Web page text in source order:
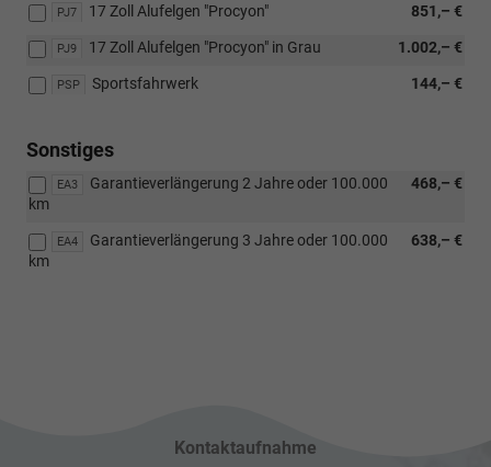
PJ7 851,– €
17 Zoll Alufelgen "Procyon"
PJ9 1.002,– €
17 Zoll Alufelgen "Procyon" in Grau
PSP 144,– €
Sportsfahrwerk
Sonstiges
EA3 468,– €
Garantieverlängerung 2 Jahre oder 100.000
km
EA4 638,– €
Garantieverlängerung 3 Jahre oder 100.000
km
Kontaktaufnahme